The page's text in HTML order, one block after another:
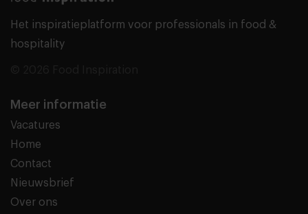
Het inspiratieplatform voor professionals in food &
hospitality
Meer informatie
Vacatures
Home
Contact
Nieuwsbrief
Over ons